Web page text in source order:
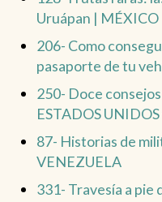
Uruápan | MÉXICO
206- Como
pasaporte de tu
250- Doce
ESTADOS
87- Historias de
VENEZUELA
331- Travesía a pie